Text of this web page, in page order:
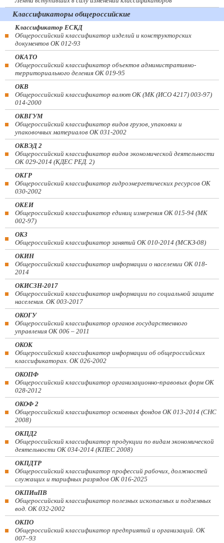
Классификаторы общероссийские
Классификатор ЕСКД
Общероссийский классификатор изделий и конструкторских
документов ОК 012-93
ОКАТО
Общероссийский классификатор объектов административно-
территориального деления ОК 019-95
ОКВ
Общероссийский классификатор валют ОК (МК (ИСО 4217) 003-97)
014-2000
ОКВГУМ
Общероссийский классификатор видов грузов, упаковки и
упаковочных материалов ОК 031-2002
ОКВЭД 2
Общероссийский классификатор видов экономической деятельности
ОК 029-2014 (КДЕС РЕД. 2)
ОКГР
Общероссийский классификатор гидроэнергетических ресурсов ОК
030-2002
ОКЕИ
Общероссийский классификатор единиц измерения ОК 015-94 (МК
002-97)
ОКЗ
Общероссийский классификатор занятий ОК 010-2014 (МСКЗ-08)
ОКИН
Общероссийский классификатор информации о населении ОК 018-
2014
ОКИСЗН-2017
Общероссийский классификатор информации по социальной защите
населения. ОК 003-2017
ОКОГУ
Общероссийский классификатор органов государственного
управления ОК 006 – 2011
ОКОК
Общероссийский классификатор информации об общероссийских
классификаторах. ОК 026-2002
ОКОПФ
Общероссийский классификатор организационно-правовых форм ОК
028-2012
ОКОФ 2
Общероссийский классификатор основных фондов ОК 013-2014 (СНС
2008)
ОКПД2
Общероссийский классификатор продукции по видам экономической
деятельности ОК 034-2014 (КПЕС 2008)
ОКПДТР
Общероссийский классификатор профессий рабочих, должностей
служащих и тарифных разрядов ОК 016-2025
ОКПИиПВ
Общероссийский классификатор полезных ископаемых и подземных
вод. ОК 032-2002
ОКПО
Общероссийский классификатор предприятий и организаций. ОК
007–93